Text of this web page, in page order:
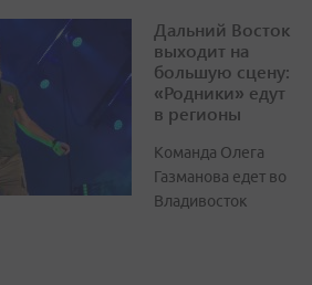
Дальний Восток
выходит на
большую сцену:
«Родники» едут
в регионы
Команда Олега
Газманова едет во
Владивосток